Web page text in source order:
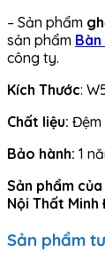
– Sản phẩm
sản phẩm Bàn
công ty.
Kích Thước:
Chất liệu: Đệm
Bảo hành: 1
Sản phẩm
Nội Thất Minh
Sản phẩm